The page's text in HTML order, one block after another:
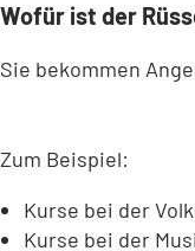
Wofür ist der
Sie bekommen
Zum Beispiel:
Kurse bei der
Kurse bei der